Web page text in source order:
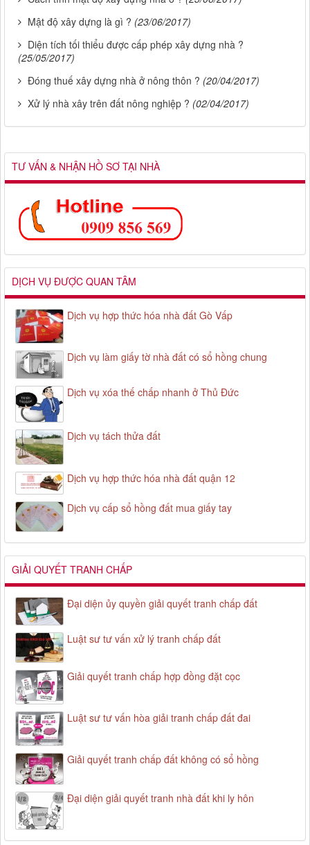
Mật độ xây dựng là gì ? (23/06/2017)
Diện tích tối thiểu được cấp phép xây dựng nhà ?
(25/05/2017)
Đóng thuế xây dựng nhà ở nông thôn ? (20/04/2017)
Xử lý nhà xây trên đất nông nghiệp ? (02/04/2017)
TƯ VẤN & NHẬN HỒ SƠ TẠI NHÀ
DỊCH VỤ ĐƯỢC QUAN TÂM
Dịch vụ hợp thức hóa nhà đất Gò Vấp
Dịch vụ làm giấy tờ nhà đất có sổ hồng chung
Dịch vụ xóa thế chấp nhanh ở Thủ Đức
Dịch vụ tách thửa đất
Dịch vụ hợp thức hóa nhà đất quận 12
Dịch vụ cấp sổ hồng đất mua giấy tay
GIẢI QUYẾT TRANH CHẤP
Đại diện ủy quyền giải quyết tranh chấp đất
Luật sư tư vấn xử lý tranh chấp đất
Giải quyết tranh chấp hợp đồng đặt cọc
Luật sư tư vấn hòa giải tranh chấp đất đai
Giải quyết tranh chấp đất không có sổ hồng
Đại diện giải quyết tranh nhà đất khi ly hôn